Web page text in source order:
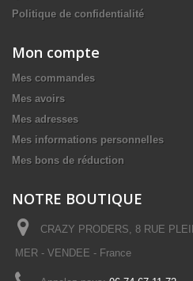
Politique de confidentialité
Mon compte
Mes commandes
Mes avoirs
Mes adresses
Mes informations personnelles
Mes bons de réduction
NOTRE BOUTIQUE
CRAZY PRODERS, 8 RUE
MER - VENDEE - France